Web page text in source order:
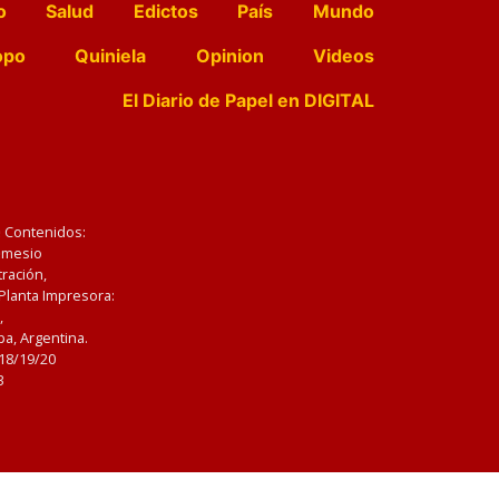
Salud Edictos País
Mundo
Quiniela Opinion
Videos
El Diario de Papel en DIGITAL
Impresora:
Argentina.
19/20